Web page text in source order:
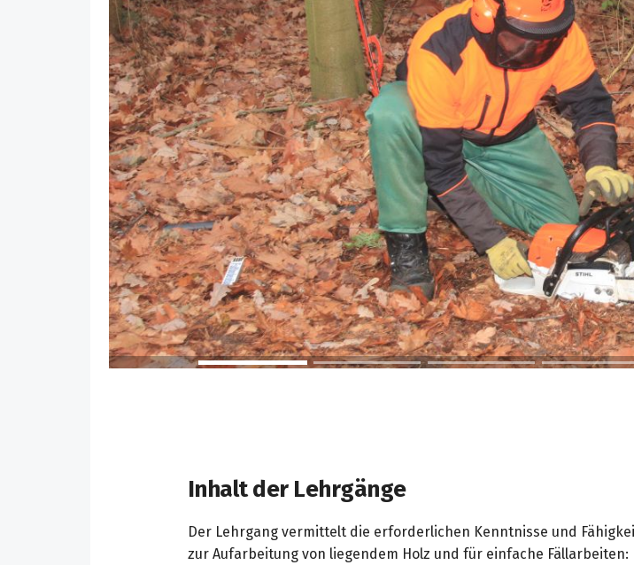
Inhalt der Lehrgänge
Der Lehrgang vermittelt die erforderlichen Kenntnisse und
zur Aufarbeitung von liegendem Holz und für einfache Fällarbeiten: